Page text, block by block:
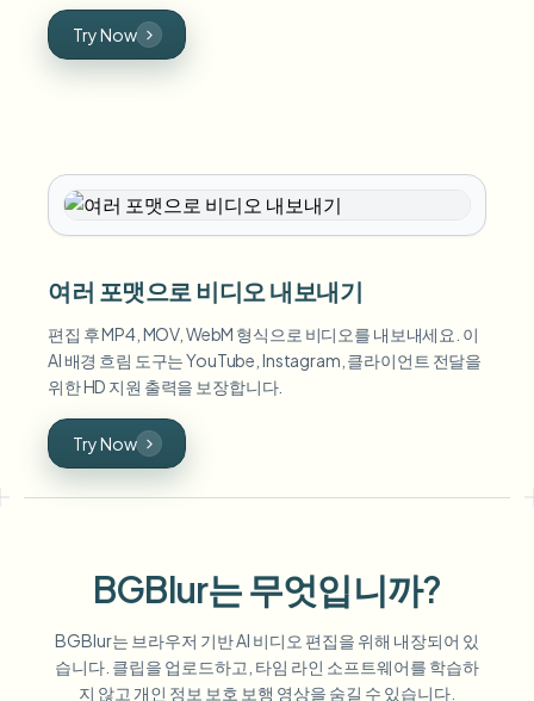
Try Now
여러 포맷으로 비디오 내보내기
편집 후 MP4, MOV, WebM 형식으로 비디오를 내보내세요. 이
AI 배경 흐림 도구는 YouTube, Instagram, 클라이언트 전달을
위한 HD 지원 출력을 보장합니다.
Try Now
BGBlur는 무엇입니까?
BGBlur는 브라우저 기반 AI 비디오 편집을 위해 내장되어 있
습니다. 클립을 업로드하고, 타임 라인 소프트웨어를 학습하
지 않고 개인 정보 보호 보행 영상을 숨길 수 있습니다.